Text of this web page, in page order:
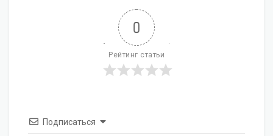
0
Рейтинг статьи
Подписаться